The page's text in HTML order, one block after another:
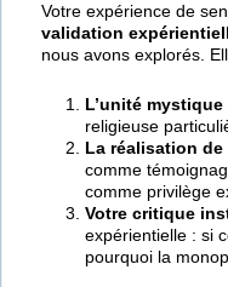
Votre expérience de
validation
nous avons explorés.
L’unité
religieuse
La réalisation de
comme
comme privilège
Votre critique
expérientielle : si
pourquoi la